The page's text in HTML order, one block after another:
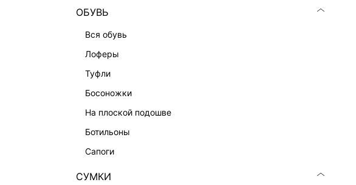
ОБУВЬ
вся обувь
лоферы
туфли
босоножки
на плоской подошве
ботильоны
сапоги
СУМКИ
ОФИСНАЯ КОЛЛЕКЦИЯ
ЭКСКЛЮЗИВНО ОНЛАЙН
ПОДАРОЧНЫЕ СЕРТИФИКАТЫ